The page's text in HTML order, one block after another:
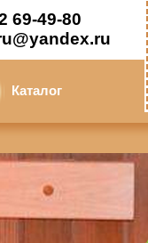
69-49-80
Каталог